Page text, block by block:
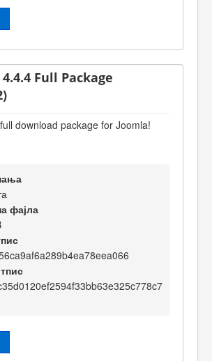
Full Package
download package for Joomla!
фајла